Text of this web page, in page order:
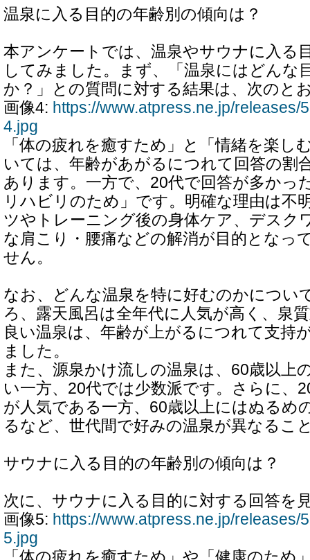
温泉に入る目的の年齢別の傾向は？
本アンケートでは、温泉やサウナに入る
してみました。まず、「温泉にはどんな
か？」との質問に対する結果は、次のと
画像4: https://www.atpress.ne.jp/releases/
4.jpg
「体の疲れを癒すため」と「情緒を楽し
いては、年齢があがるにつれて回答の割
あります。一方で、20代で回答が多かっ
リハビリのため」です。明確な理由は不
ツやトレーニング後の身体ケア、デスク
な肩こり・腰痛などの解消が目的となっ
せん。
なお、どんな温泉を特に好むのかについ
ろ、露天風呂は全年代に人気が高く、泉
良い温泉は、年齢が上がるにつれて支持
ました。
また、源泉かけ流しの温泉は、60歳以上
い一方、20代では少数派です。さらに、
が人気である一方、60歳以上にはぬるめ
るなど、世代間で好みの温泉が異なるこ
サウナに入る目的の年齢別の傾向は？
次に、サウナに入る目的に対する回答を
画像5: https://www.atpress.ne.jp/releases/
5.jpg